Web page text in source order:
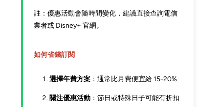
註：優惠活動會隨時間變化，建議直接查詢電信
業者或 Disney+ 官網。
如何省錢訂閱
選擇年費方案 ：通常比月費便宜給 15-20%
關注優惠活動 ：節日或特殊日子可能有折扣